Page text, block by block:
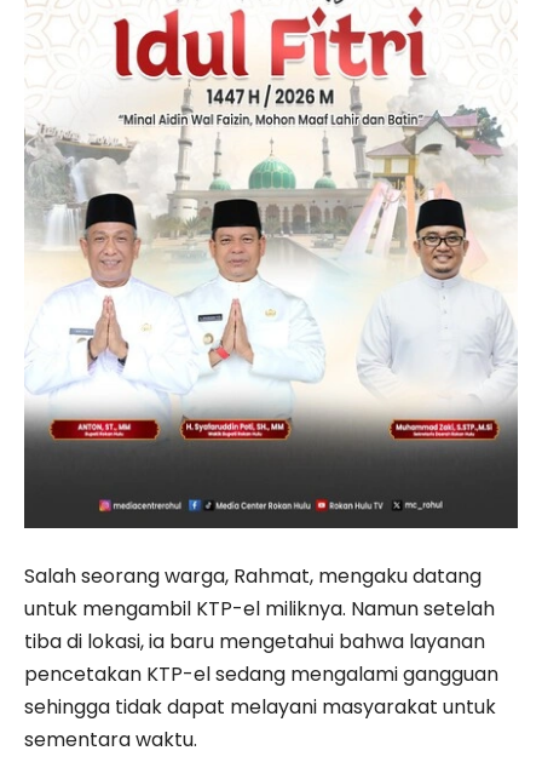
Salah seorang warga, Rahmat, mengaku datang
untuk mengambil KTP-el miliknya. Namun setelah
tiba di lokasi, ia baru mengetahui bahwa layanan
pencetakan KTP-el sedang mengalami gangguan
sehingga tidak dapat melayani masyarakat untuk
sementara waktu.